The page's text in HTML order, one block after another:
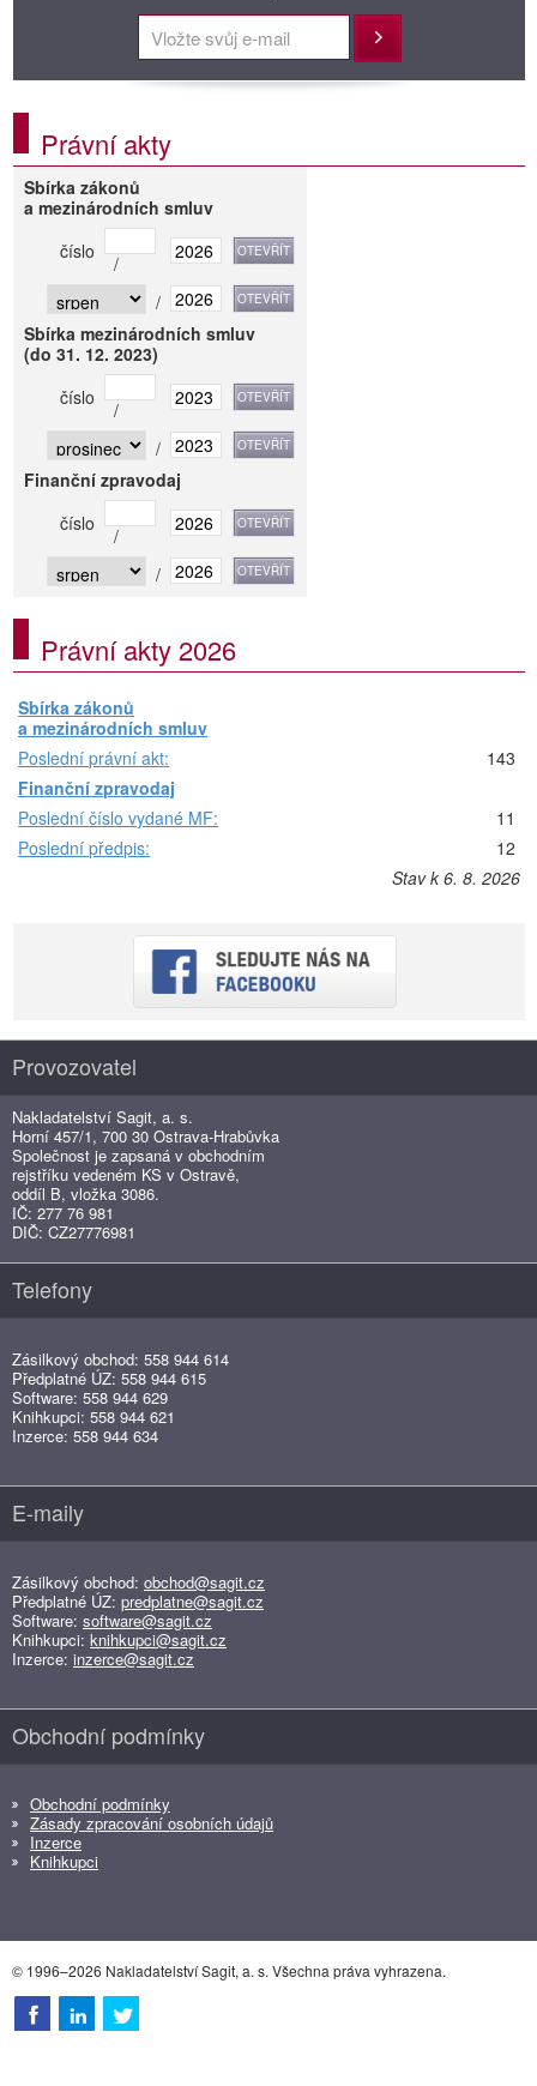
Přihlásit
Právní akty
Sbírka zákonů
a mezinárodních smluv
číslo
/
/
Sbírka mezinárodních smluv
(do 31. 12. 2023)
číslo
/
/
Finanční zpravodaj
číslo
/
/
Právní akty 2026
Sbírka zákonů
a mezinárodních smluv
Poslední právní akt:
143
Finanční zpravodaj
Poslední číslo vydané MF:
11
Poslední předpis:
12
Stav k 6. 8. 2026
Provozovatel
Nakladatelství Sagit, a. s.
Horní 457/1, 700 30 Ostrava-Hrabůvka
Společnost je zapsaná v obchodním
rejstříku vedeném KS v Ostravě,
oddíl B, vložka 3086.
IČ: 277 76 981
DIČ: CZ27776981
Telefony
Zásilkový obchod: 558 944 614
Předplatné ÚZ: 558 944 615
Software: 558 944 629
Knihkupci: 558 944 621
Inzerce: 558 944 634
E-maily
Zásilkový obchod: obchod@sagit.cz
Předplatné ÚZ: predplatne@sagit.cz
Software: software@sagit.cz
Knihkupci: knihkupci@sagit.cz
Inzerce: inzerce@sagit.cz
Obchodní podmínky
Obchodní podmínky
Zásady zpracování osobních údajů
Inzerce
Knihkupci
© 1996–2026 Nakladatelství Sagit, a. s. Všechna práva vyhrazena.